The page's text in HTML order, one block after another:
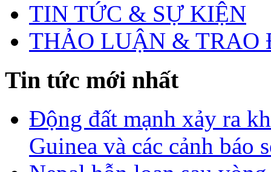
TIN TỨC & SỰ KIỆN
THẢO LUẬN & TRAO
Tin tức mới nhất
Động đất mạnh xảy ra
Guinea và các cảnh báo